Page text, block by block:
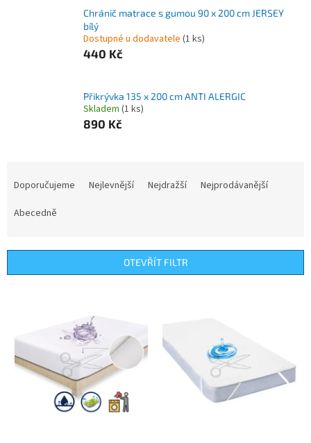
Chránič matrace s gumou 90 x 200 cm JERSEY
bílý
Dostupné u dodavatele (1 ks)
440 Kč
Přikrývka 135 x 200 cm ANTI ALERGIC
Skladem (1 ks)
890 Kč
r
Doporučujeme Nejlevnější Nejdražší
Nejprodávanější
Abecedně
OTEVŘÍT FILTR